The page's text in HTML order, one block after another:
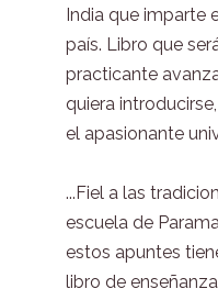
India que imparte
país. Libro que
practicante
quiera
el apasionante
...Fiel a las
escuela de
estos apuntes
libro de